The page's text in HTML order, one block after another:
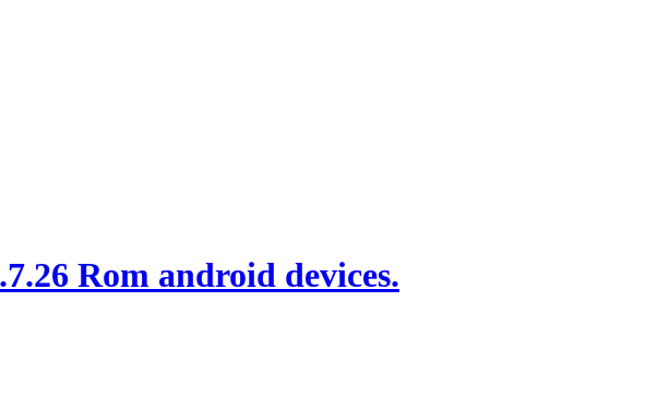
Rom android devices.